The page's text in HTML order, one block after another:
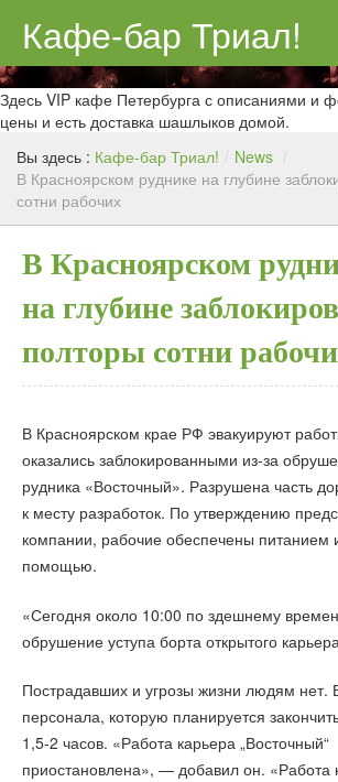
Кафе-бар Триал!
О нас
Меню
Контакты
Реклама
Здесь VIP кафе Петербурга с описаниями и
цены и есть доставка шашлыков домой.
Вы здесь : Кафе-бар Триал! / News /
В Красноярском руднике на глубине
сотни рабочих
В Красноярском
на глубине
полторы сотни
В Красноярском крае РФ эвакуируют
оказались заблокированными из-за
рудника «Восточный». Разрушена часть
к месту разработок. По утверждению
компании, рабочие обеспечены питанием
помощью.
«Сегодня около 10:00 по здешнему
обрушение уступа борта открытого
Пострадавших и угрозы жизни людям нет.
персонала, которую планируется
1,5-2 часов. «Работа карьера „Восточный“
приостановлена», — добавил он. «Работа